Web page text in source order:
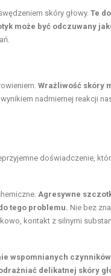
skóry głowy. Te
może być odczuwany
Wrażliwość skóry
nadmiernej reakcji
doświadczenie,
Agresywne
tego problemu. Nie bez
kontakt z silnymi
wspomnianych
delikatnej skóry